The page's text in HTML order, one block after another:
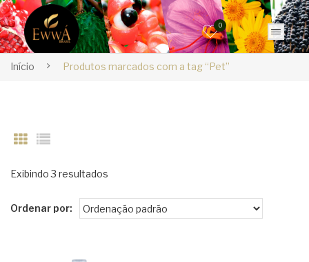
0
Início Produtos marcados com a tag “Pet”
Exibindo 3 resultados
Ordenar por: